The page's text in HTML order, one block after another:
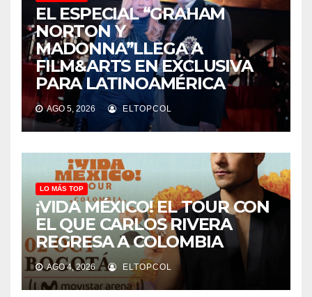
EL ESPECIAL “GRAHAM
NORTON Y
MADONNA”LLEGA A
FILM&ARTS EN EXCLUSIVA
PARA LATINOAMÉRICA
AGO 5, 2026 ELTOPCOL
LO MÁS TOP
¡VIDA MÉXICO! EL TOUR CON
EL QUE CARLOS RIVERA
REGRESA A COLOMBIA
AGO 4, 2026 ELTOPCOL